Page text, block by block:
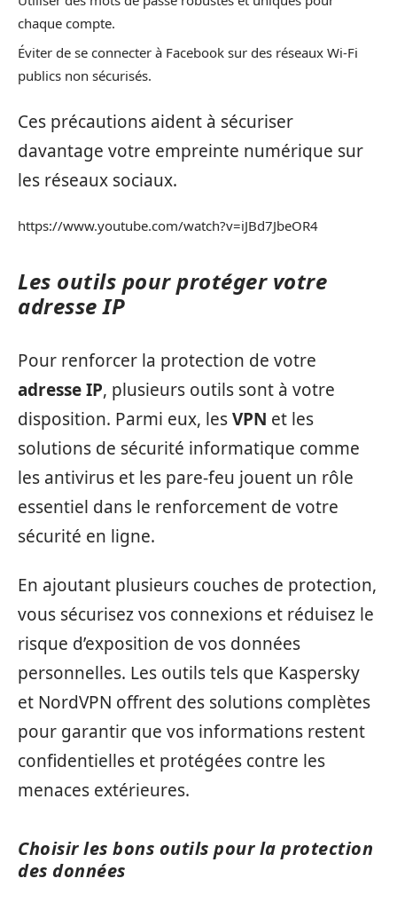
chaque compte.
Éviter de se connecter à Facebook sur des réseaux Wi-Fi
publics non sécurisés.
Ces précautions aident à sécuriser
davantage votre empreinte numérique sur
les réseaux sociaux.
https://www.youtube.com/watch?v=iJBd7JbeOR4
Les outils pour protéger votre
adresse IP
Pour renforcer la protection de votre
adresse IP, plusieurs outils sont à votre
disposition. Parmi eux, lesVPN et les
solutions de sécurité informatique comme
les antivirus et les pare-feu jouent un rôle
essentiel dans le renforcement de votre
sécurité en ligne.
En ajoutant plusieurs couches de protection,
vous sécurisez vos connexions et réduisez le
risque d’exposition de vos données
personnelles. Les outils tels que Kaspersky
et NordVPN offrent des solutions complètes
pour garantir que vos informations restent
confidentielles et protégées contre les
menaces extérieures.
Choisir les bons outils pour la protection
des données